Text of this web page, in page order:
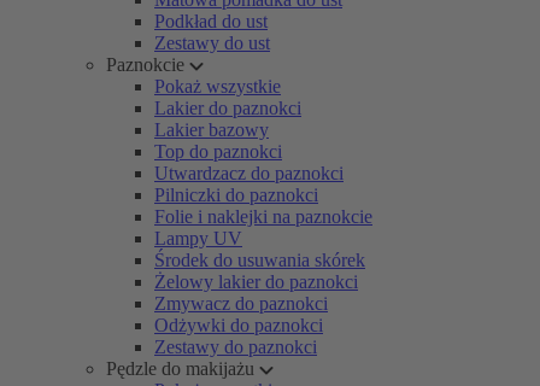
Podkład do ust
Zestawy do ust
Paznokcie
Pokaż wszystkie
Lakier do paznokci
Lakier bazowy
Top do paznokci
Utwardzacz do paznokci
Pilniczki do paznokci
Folie i naklejki na paznokcie
Lampy UV
Środek do usuwania skórek
Żelowy lakier do paznokci
Zmywacz do paznokci
Odżywki do paznokci
Zestawy do paznokci
Pędzle do makijażu